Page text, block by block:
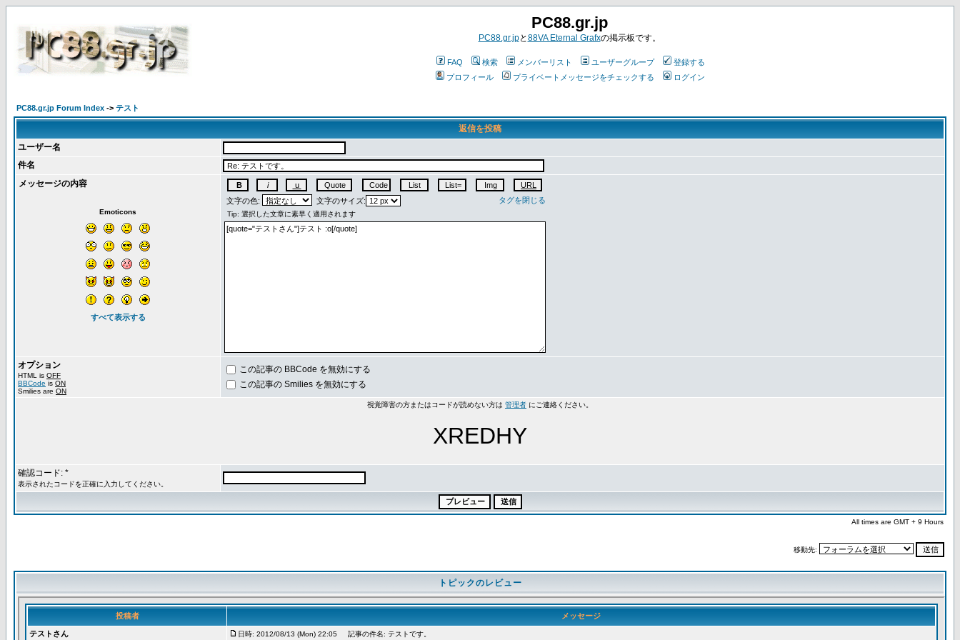
PC88.gr.jp
PC88.gr.jpと88VA Eternal Grafxの掲示板です。
FAQ 検索 メンバーリスト ユーザーグループ
登録する
プロフィール
プライベートメッセージをチェックする ログイン
PC88.gr.jp Forum Index -> テスト
返信を投稿
ユーザー名
件名
メッセージの内容
Emoticons
すべて表示する
文字の色: 文字のサイズ: タグを閉じる
オプション
HTML is OFF
BBCode is ON
Smilies are ON
この記事の BBCode を無効にする
この記事の Smilies を無効にする
視覚障害の方またはコードが読めない方は 管理者 にご連絡ください。
XREDHY
確認コード: *
表示されたコードを正確に入力してください。
All times are GMT + 9 Hours
移動先:
トピックのレビュー